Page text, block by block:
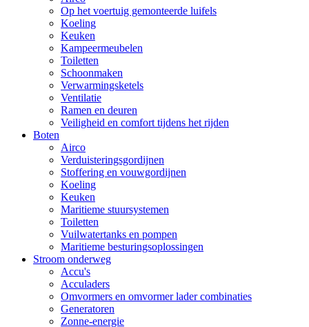
Op het voertuig gemonteerde luifels
Koeling
Keuken
Kampeermeubelen
Toiletten
Schoonmaken
Verwarmingsketels
Ventilatie
Ramen en deuren
Veiligheid en comfort tijdens het rijden
Boten
Airco
Verduisteringsgordijnen
Stoffering en vouwgordijnen
Koeling
Keuken
Maritieme stuursystemen
Toiletten
Vuilwatertanks en pompen
Maritieme besturingsoplossingen
Stroom onderweg
Accu's
Acculaders
Omvormers en omvormer lader combinaties
Generatoren
Zonne-energie